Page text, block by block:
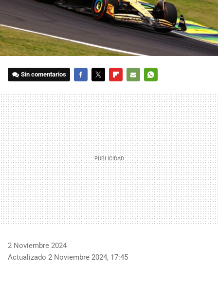
Sin comentarios
MAIL
2 Noviembre 2024
Actualizado 2 Noviembre 2024, 17:45